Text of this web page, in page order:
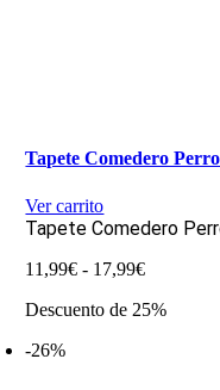
Tapete Comedero
Ver carrito
Tapete Comedero
11,99€ - 17,99€Rango
precios:
Descuento de 25%
-26%